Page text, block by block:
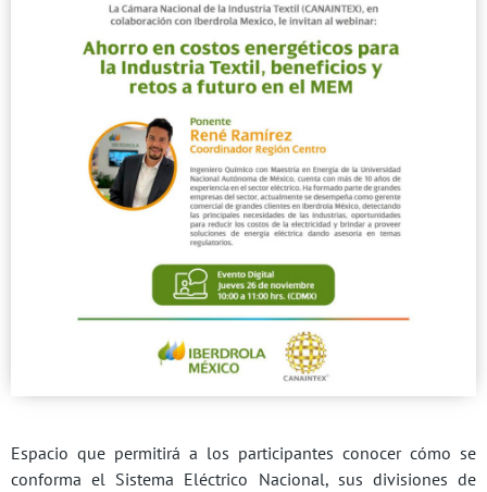
Espacio que permitirá a los participantes conocer cómo se
conforma el Sistema Eléctrico Nacional, sus divisiones de